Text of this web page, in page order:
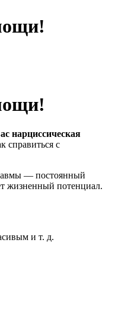
нарциссическая
справиться с
— постоянный
жизненный потенциал.
и т. д.